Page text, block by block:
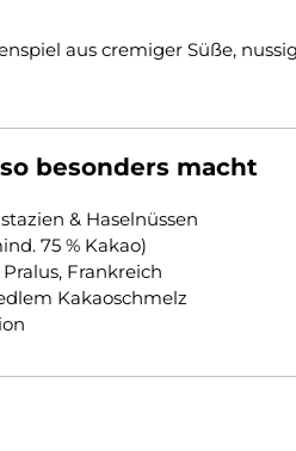
aus cremiger Süße,
besonders macht
& Haselnüssen
75 % Kakao)
Frankreich
Kakaoschmelz